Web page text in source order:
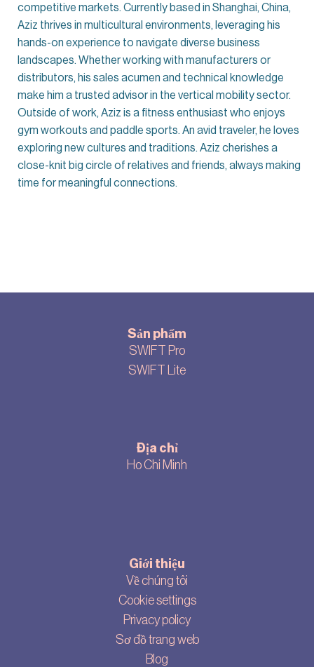
competitive markets. Currently based in Shanghai, China,
Aziz thrives in multicultural environments, leveraging his
hands-on experience to navigate diverse business
landscapes. Whether working with manufacturers or
distributors, his sales acumen and technical knowledge
make him a trusted advisor in the vertical mobility sector.
Outside of work, Aziz is a fitness enthusiast who enjoys
gym workouts and paddle sports. An avid traveler, he loves
exploring new cultures and traditions. Aziz cherishes a
close-knit big circle of relatives and friends, always making
time for meaningful connections.
Sản phẩm
SWIFT Pro
SWIFT Lite
Địa chỉ
Ho Chi Minh
Giới thiệu
Về chúng tôi
Cookie settings
Privacy policy
Sơ đồ trang web
Blog